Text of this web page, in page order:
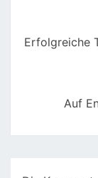
Erfolgreiche
Auf